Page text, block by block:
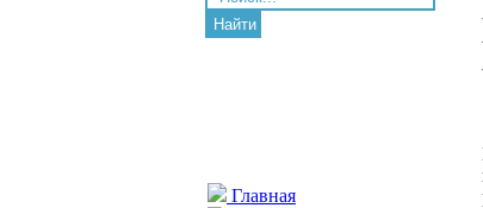
Найти
Главная